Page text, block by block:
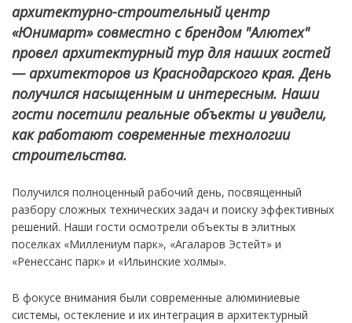
архитектурно-строительный центр
«Юнимарт» совместно с брендом "Алютех"
провел архитектурный тур для наших гостей
— архитекторов из Краснодарского края. День
получился насыщенным и интересным. Наши
гости посетили реальные объекты и увидели,
как работают современные технологии
строительства.
Получился полноценный рабочий день, посвященный
разбору сложных технических задач и поиску эффективных
решений. Наши гости осмотрели объекты в элитных
поселках «Миллениум парк», «Агаларов Эстейт» и
«Ренессанс парк» и «Ильинские холмы».
В фокусе внимания были современные алюминиевые
системы, остекление и их интеграция в архитектурный